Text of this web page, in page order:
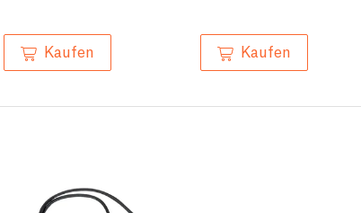
Kaufen Kaufen